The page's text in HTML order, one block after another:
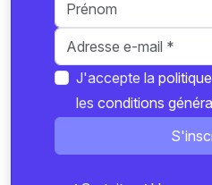
J'accepte la
les conditions